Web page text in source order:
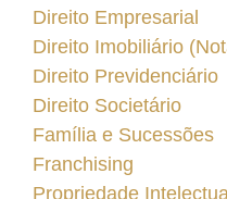
Direito Empresarial
Direito Imobiliário
Direito Previdenciário
Direito Societário
Família e Sucessões
Franchising
Propriedade